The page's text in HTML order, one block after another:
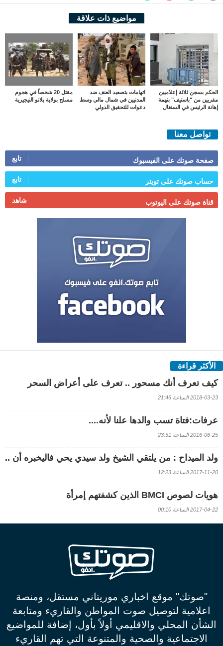
مواضيع ذات علاقة
الحكم بسجن ثلاثة إعلاميين
مقربين من "باستيف" بتهمة
إهانة الرئيس في السنغال
اتهامات بتصعيد العنف ضد
المدنيين في شمال مالي وسط
دعوات للتحقيق الدولي
مقتل 20 شخصاً في هجوم
مسلح بولاية بلاتو النيجيرية
تواصل معنا
صفحة صوتك على الفيسبوك تابع
حساب صوتك على تويتر تابع
قناة صوتك على اليوتوب شاهد
الأكثر قراءة
كيف تعرف أنك مسحور .. تعرف على أعراض السحر
2018-03-23 الساعة 21:46
عرفات:فتاة تسب والدها علنا لأنه....
2016-06-25 الساعة 23:51
ولد الميداح : من يلتقي الشيخ ولد سيدي يحي فاليخبره أن ..
2017-11-20 الساعة 12:23
هويات لصوص BMCI الذين كشفتهم إمرأة
2017-04-22 الساعة 00:10
"صوتك" موقع اخباري موريتاني مستقل، ومنصة
اعلامية لتوصيل صوت المواطن والقاريء ومتابعة
الشأن المحلي والاقليمي أولاً بأول، إضافة للمواضيع
الاجتماعية والصحية والمتنوعة التي تهم القاريء